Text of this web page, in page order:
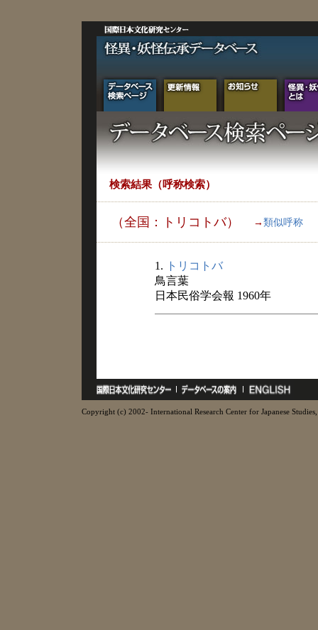
検索結果（呼称検索）
（全国：トリコトバ） → 類似呼称
1.
トリコトバ
鳥言葉
日本民俗学会報 1960年
Copyright (c) 2002- International Research Center for Japanese